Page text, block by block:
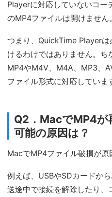
Playerに対応していないコー
のMP4ファイルは開けません。
つまり、QuickTime Player
けるわけではありません。ち
MP4やM4V、M4A、MP3、
ファイル形式に対応していま
Q2．MacでMP4が
可能の原因は？
MacでMP4ファイル破損が原
例えば、USBやSDカードか
送途中で接続を解除したり、